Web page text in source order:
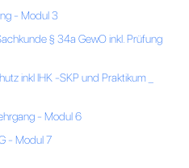
- Modul 3
§ 34a GewO inkl. Prüfung
inkl IHK -SKP und Praktikum _
- Modul 6
- Modul 7